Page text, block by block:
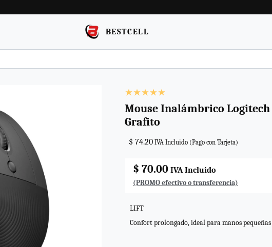
BESTCELL
Mouse Inalámbrico
Grafito
$ 74.20 IVA Incluido (Pago con Tarjeta)
$ 70.00 IVA Incluido
(PROMO efectivo o transferencia)
LIFT
Confort prolongado, ideal para manos pequeñas